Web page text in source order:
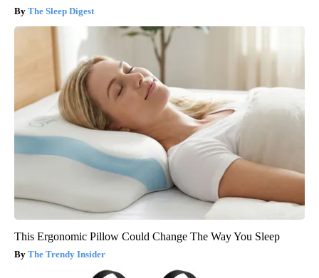
The Sleep Digest
This Ergonomic Pillow Could Change The Way You Sleep
The Trendy Insider